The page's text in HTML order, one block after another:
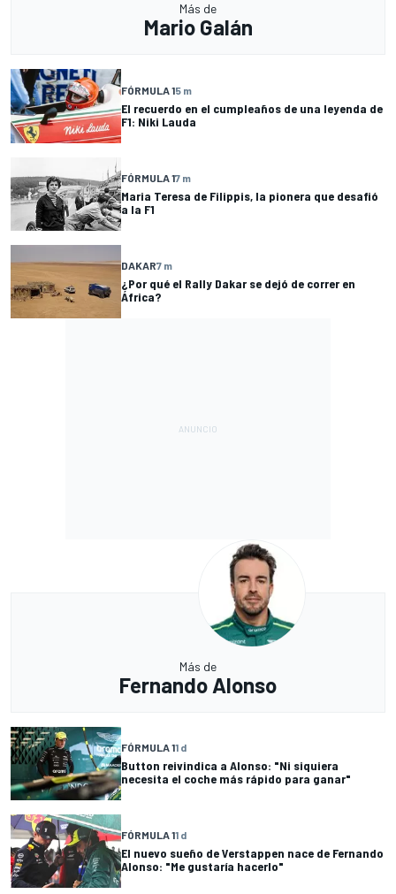
Más de
Mario Galán
FÓRMULA 15 m
El recuerdo en el cumpleaños de una leyenda de
F1: Niki Lauda
FÓRMULA 17 m
Maria Teresa de Filippis, la pionera que desafió
a la F1
DAKAR7 m
¿Por qué el Rally Dakar se dejó de correr en
África?
Más de
Fernando Alonso
FÓRMULA 11 d
Button reivindica a Alonso: "Ni siquiera
necesita el coche más rápido para ganar"
FÓRMULA 11 d
El nuevo sueño de Verstappen nace de Fernando
Alonso: "Me gustaría hacerlo"